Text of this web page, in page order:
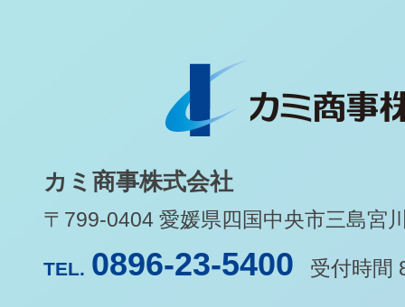
カミ商事株式会社
〒799-0404 愛媛県四国中央市三島宮
TEL. 0896-23-5400 受付時間